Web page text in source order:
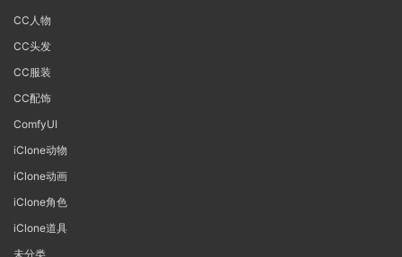
CC人物
CC头发
CC服装
CC配饰
ComfyUI
iClone动物
iClone动画
iClone角色
iClone道具
未分类